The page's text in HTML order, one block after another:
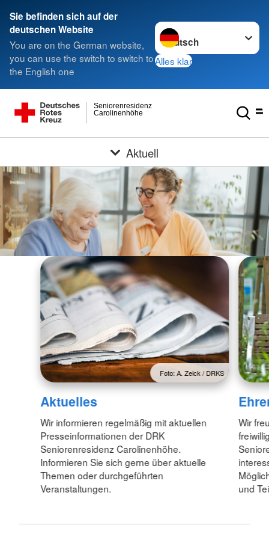
Sie befinden sich auf der
deutschen Website
You are on the German website,
you can use the switch to switch to
the English one
Sprache wechseln zu
Alles klar
Carolinenhöhe
Seniorenresidenz
Aktuell
Foto: A. Zelck / DRKS
Aktuelles
Wir informieren regelmäßig mit aktuellen
Presseinformationen der DRK
Seniorenresidenz Carolinenhöhe.
Informieren Sie sich gerne über aktuelle
Themen oder durchgeführten
Veranstaltungen.
Wir
und